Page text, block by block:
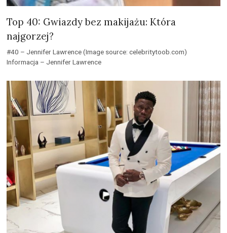
Top 40: Gwiazdy bez makijażu: Która
najgorzej?
#40 – Jennifer Lawrence (Image source: celebritytoob.com)
Informacja – Jennifer Lawrence